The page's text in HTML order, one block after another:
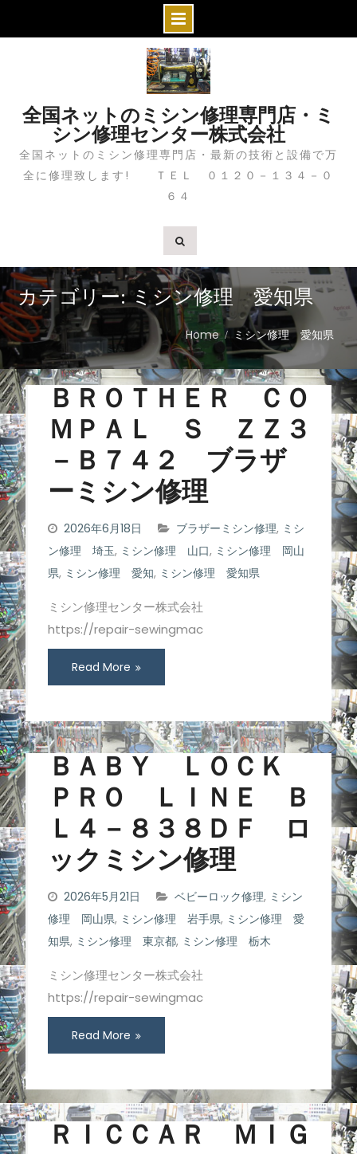
e
n
t
全国ネットのミシン修理専門店・ミ
シン修理センター株式会社
全国ネットのミシン修理専門店・最新の技術と設備で万
全に修理致します! ＴＥＬ ０１２０－１３４－０
６４
カテゴリー: ミシン修理 愛知県
Home ミシン修理 愛知県
ＢＲＯＴＨＥＲ ＣＯ
ＭＰＡＬ Ｓ ＺＺ３
－Ｂ７４２ ブラザ
ーミシン修理
2026年6月18日 ブラザーミシン修理, ミシ
ン修理 埼玉, ミシン修理 山口, ミシン修理 岡山
県, ミシン修理 愛知, ミシン修理 愛知県
ミシン修理センター株式会社
https://repair-sewingmac
Read More
ＢＡＢＹ ＬＯＣＫ
ＰＲＯ ＬＩＮＥ Ｂ
Ｌ４－８３８ＤＦ ロ
ックミシン修理
2026年5月21日 ベビーロック修理, ミシン
修理 岡山県, ミシン修理 岩手県, ミシン修理 愛
知県, ミシン修理 東京都, ミシン修理 栃木
ミシン修理センター株式会社
https://repair-sewingmac
Read More
ＲＩＣＣＡＲ ＭＩＧ